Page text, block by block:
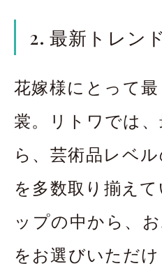
2. 最新トレン
花嫁様にとって
裳。リトワでは
ら、芸術品レベ
を多数取り揃え
ップの中から、
をお選びいただけ